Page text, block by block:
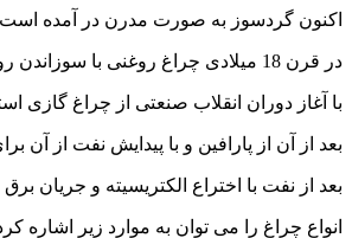
اکنون گردسوز به صورت مدرن در آمده است
در قرن 18 میلادی چراغ روغنی با سوزاندن روغن نباتی کار می کرد.
با آغاز دوران انقلاب صنعتی از چراغ گازی
بعد از آن از پارافین و با پیدایش نفت از آن
بعد از نفت با اختراع الکتریسیته و جریان
انواع چراغ را می توان به موارد زیر اشاره